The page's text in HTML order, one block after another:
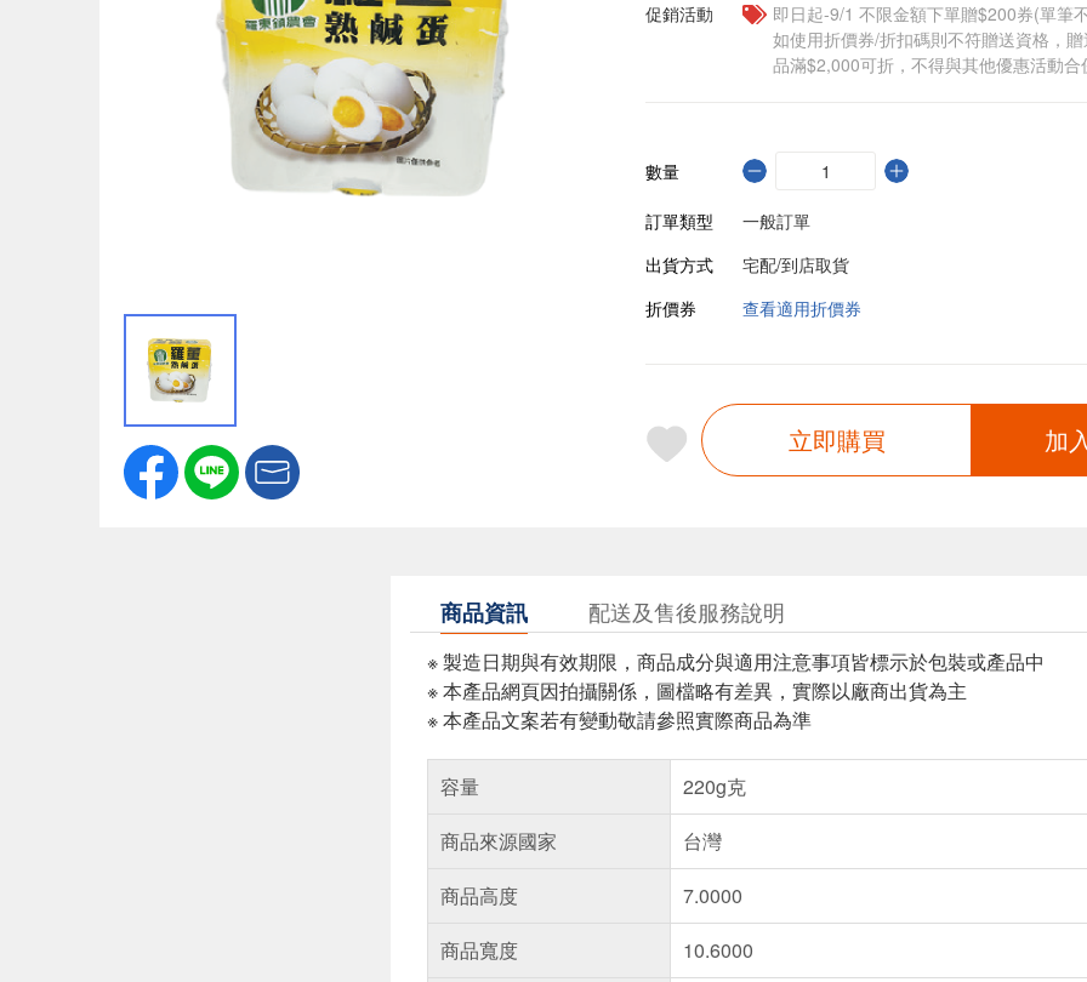
促銷活動
即日起-9/1 不限金額下單贈$200券(單筆
如使用折價券/折扣碼則不符贈送資格，
品滿$2,000可折，不得與其他優惠活動合
數量
訂單類型
一般訂單
出貨方式
宅配/到店取貨
折價券
查看適用折價券
立即購買 加
商品資訊 配送及售後服務說明
※ 製造日期與有效期限，商品成分與適用注意事項皆標示於包裝或產品中
※ 本產品網頁因拍攝關係，圖檔略有差異，實際以廠商出貨為主
※ 本產品文案若有變動敬請參照實際商品為準
容量
220g克
商品來源國家
台灣
商品高度
7.0000
商品寬度
10.6000